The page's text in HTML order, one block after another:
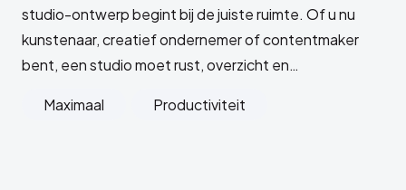
studio-ontwerp begint bij de juiste ruimte. Of u nu
kunstenaar, creatief ondernemer of contentmaker
bent, een studio moet rust, overzicht en…
Maximaal Productiviteit